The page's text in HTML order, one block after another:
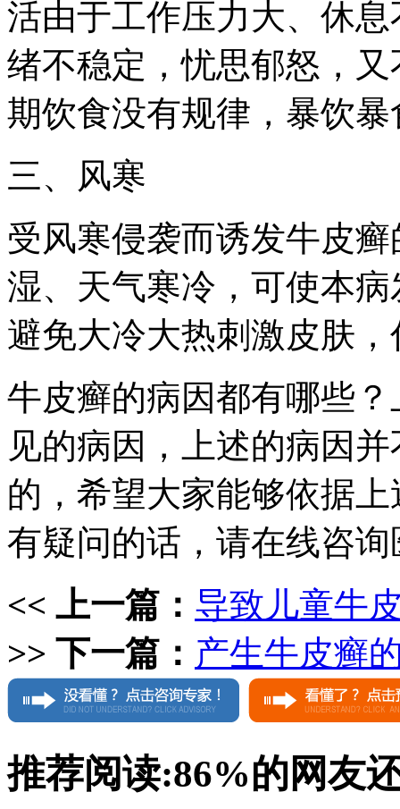
活由于工作压力大、休
绪不稳定，忧思郁怒，
期饮食没有规律，暴饮
三、风寒
受风寒侵袭而诱发牛皮
湿、天气寒冷，可使本
避免大冷大热刺激皮肤
牛皮癣的病因都有哪些
见的病因，上述的病因
的，希望大家能够依据
有疑问的话，请在线咨询
<< 上一篇： 导致儿童牛
>> 下一篇： 产生牛皮癣
推荐阅读:86%的网友